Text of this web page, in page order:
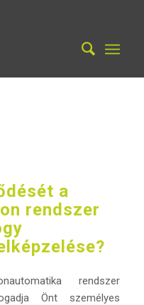
a
rendszer
rendszer
Önt személyes